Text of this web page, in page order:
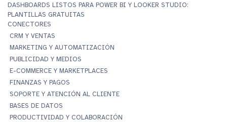
DASHBOARDS LISTOS PARA POWER BI Y LOOKER STUDIO:
PLANTILLAS GRATUITAS
CONECTORES
CRM Y VENTAS
MARKETING Y AUTOMATIZACIÓN
PUBLICIDAD Y MEDIOS
E-COMMERCE Y MARKETPLACES
FINANZAS Y PAGOS
SOPORTE Y ATENCIÓN AL CLIENTE
BASES DE DATOS
PRODUCTIVIDAD Y COLABORACIÓN